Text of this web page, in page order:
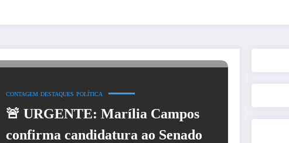
CONTAGEM DESTAQUES POLÍTICA
🚨 URGENTE: Marília Campos
confirma candidatura ao Senado